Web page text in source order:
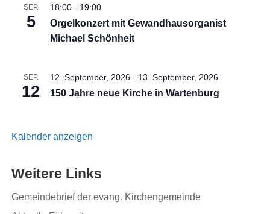
SEP.
5
18:00 - 19:00
Orgelkonzert mit Gewandhausorganist
Michael Schönheit
SEP.
12
12. September, 2026 - 13. September, 2026
150 Jahre neue Kirche in Wartenburg
Kalender anzeigen
Weitere Links
Gemeindebrief der evang. Kirchengemeinde